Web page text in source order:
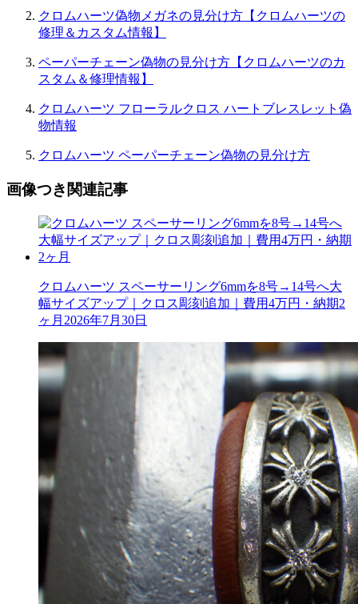
クロムハーツ偽物メガネの見分け方【クロムハーツの
修理＆カスタム情報】
ペーパーチェーン偽物の見分け方【クロムハーツのカ
スタム＆修理情報】
クロムハーツ フローラルクロス ハートブレスレット偽
物情報
クロムハーツ ペーパーチェーン偽物の見分け方
画像つき関連記事
クロムハーツ スペーサーリング6mmを8号→14号へ大
幅サイズアップ｜クロス彫刻追加｜費用4万円・納期2
ヶ月 2026年7月30日